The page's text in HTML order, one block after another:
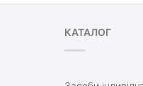
КАТАЛОГ